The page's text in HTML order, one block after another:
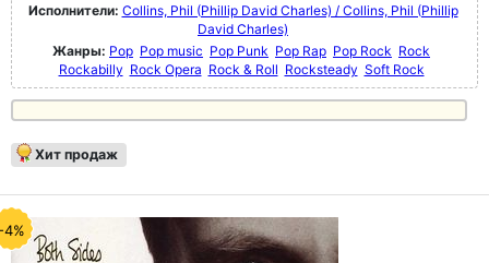
Исполнители: Collins, Phil (Phillip David Charles) / Collins, Phil (Phillip
David Charles)
Жанры: Pop Pop music Pop Punk Pop Rap Pop Rock Rock
Rockabilly Rock Opera Rock & Roll Rocksteady Soft Rock
Хит продаж
4%